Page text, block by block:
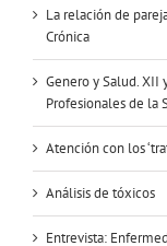
La relación de
Crónica
Genero y Salud. XII
Profesionales de la
Atención con los
Análisis de tóxicos
Entrevista: